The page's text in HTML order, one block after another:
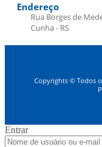
Endereço
Rua Borges de
Cunha - RS
Copyrights © Todos
Entrar